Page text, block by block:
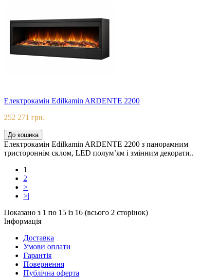
Електрокамін Edilkamin ARDENTE 2200
252 271 грн.
До кошика
Електрокамін Edilkamin ARDENTE 2200 з панорамним
тристороннім склом, LED полум’ям і змінним декорати..
1
2
>
>|
Показано з 1 по 15 із 16 (всього 2 сторінок)
Iнформацiя
Доставка
Умови оплати
Гарантія
Повернення
Публічна оферта